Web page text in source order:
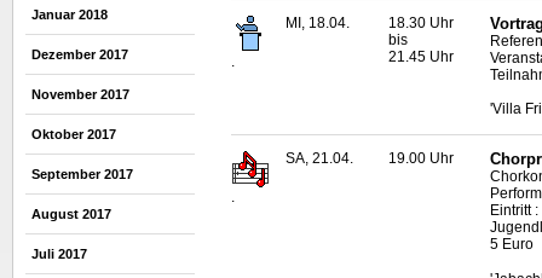
Januar 2018
Dezember 2017
November 2017
Oktober 2017
September 2017
August 2017
Juli 2017
MI, 18.04.
18.30 Uhr
bis
21.45 Uhr
'Villa
.
SA, 21.04. 19.00 Uhr
Eintritt
5 Euro